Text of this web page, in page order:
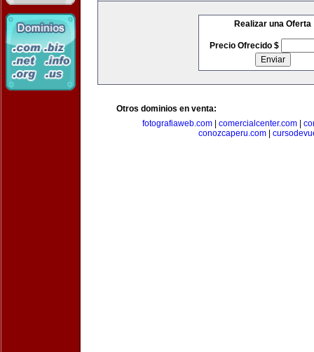
Realizar una Oferta
Precio Ofrecido $
Otros dominios en venta:
fotografiaweb.com| comercialcenter.com|
conozcaperu.com